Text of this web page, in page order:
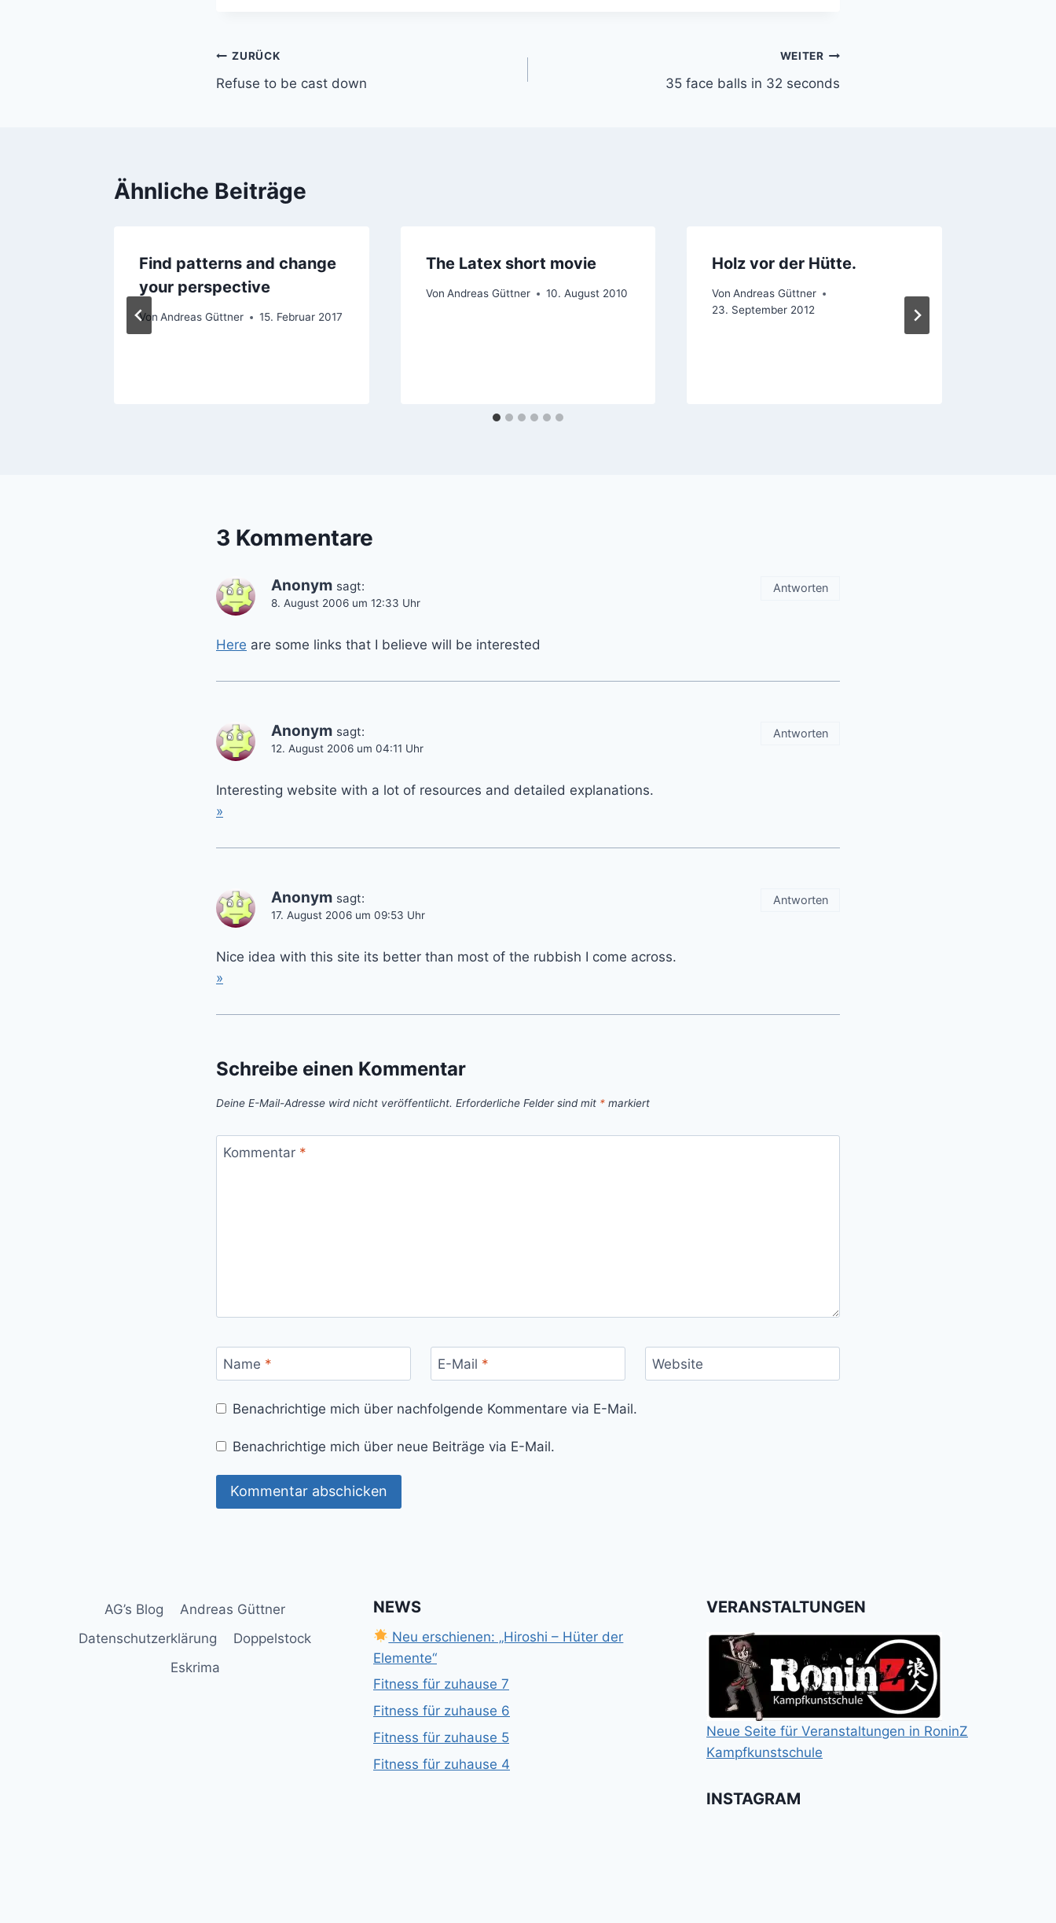
Beitragsnavigation
ZURÜCK
Refuse to be cast down
WEITER
35 face balls in 32 seconds
Ähnliche Beiträge
Find patterns and change
your perspective
Von Andreas Güttner 15. Februar 2017
The Latex short movie
Von Andreas Güttner 10. August 2010
Holz vor der Hütte.
Von Andreas Güttner
23. September 2012
3 Kommentare
Anonym sagt:
8. August 2006 um 12:33 Uhr
Here are some links that I believe will be interested
Antworten
Anonym sagt:
12. August 2006 um 04:11 Uhr
Interesting website with a lot of resources and detailed explanations.
»
Antworten
Anonym sagt:
17. August 2006 um 09:53 Uhr
Nice idea with this site its better than most of the rubbish I come across.
»
Antworten
Schreibe einen Kommentar
Deine E-Mail-Adresse wird nicht veröffentlicht. Erforderliche Felder sind mit * markiert
Kommentar *
Name * E-Mail * Website
Benachrichtige mich über nachfolgende Kommentare via E-Mail.
Benachrichtige mich über neue Beiträge via E-Mail.
AG’s Blog
Andreas Güttner
Datenschutzerklärung
Doppelstock
Eskrima
NEWS
Neu erschienen: „Hiroshi – Hüter der
Elemente“
Fitness für zuhause 7
Fitness für zuhause 6
Fitness für zuhause 5
Fitness für zuhause 4
VERANSTALTUNGEN
Neue Seite für Veranstaltungen in RoninZ
Kampfkunstschule
INSTAGRAM